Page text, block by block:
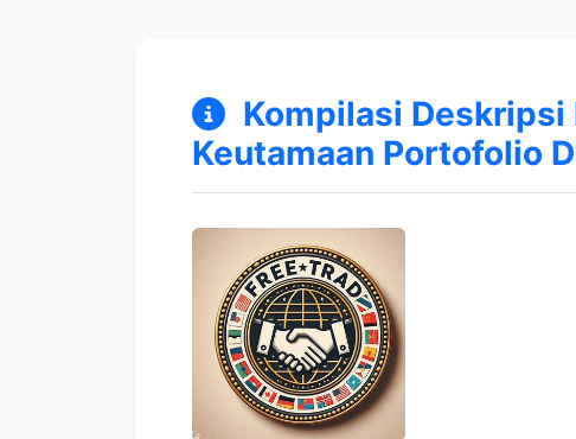
Kompilasi Deskripsi
Keutamaan Portofolio